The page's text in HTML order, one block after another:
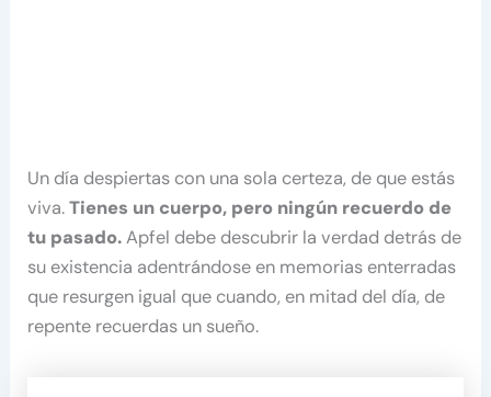
Un día despiertas con una sola certeza, de que estás
viva.Tienes un cuerpo, pero ningún recuerdo de
tu pasado.Apfel debe descubrir la verdad detrás de
su existencia adentrándose en memorias enterradas
que resurgen igual que cuando, en mitad del día, de
repente recuerdas un sueño.